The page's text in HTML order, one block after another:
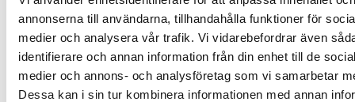
annonserna till användarna, tillhandahålla funktioner för
medier och analysera vår trafik. Vi vidarebefordrar även
identifierare och annan information från din enhet till de
medier och annons- och analysföretag som vi samarbetar
Dessa kan i sin tur kombinera informationen med annan
ALANDIAS PLOTTERTEST
Vi testade sex av de vanligaste plottrarna i prisklassen